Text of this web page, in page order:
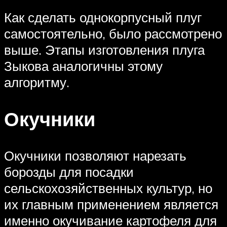
Как сделать однокорпусный плуг
самостоятельно, было рассмотрено
выше. Этапы изготовления плуга
Зыкова аналогичны этому
алгоритму.
Окучники
Окучники позволяют нарезать
борозды для посадки
сельскохозяйственных культур, но
их главным применением является
именно окучивание картофеля для